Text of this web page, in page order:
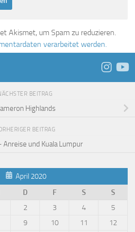
Akismet, um Spam zu reduzieren.
verarbeitet werden.
BEITRAG
Highlands
BEITRAG
Anreise und Kuala Lumpur
April 2020
D F S
S
2 3 4
5
9 10 11
12